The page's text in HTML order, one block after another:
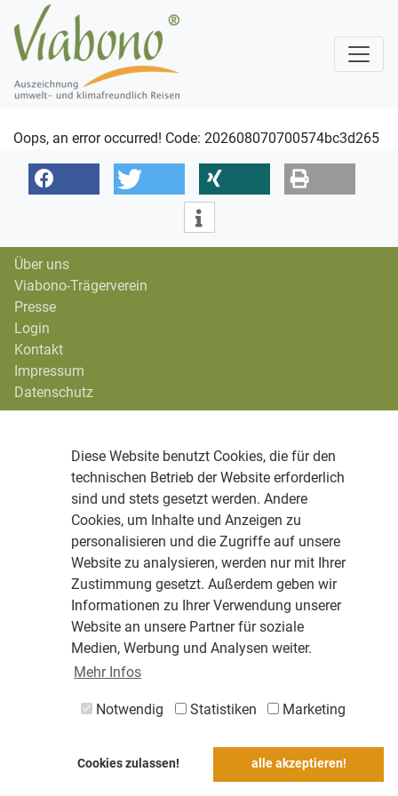
Diese Website benutzt Cookies, die für den
technischen Betrieb der Website erforderlich
sind und stets gesetzt werden. Andere
Cookies, um Inhalte und Anzeigen zu
personalisieren und die Zugriffe auf unsere
Website zu analysieren, werden nur mit Ihrer
Zustimmung gesetzt. Außerdem geben wir
Informationen zu Ihrer Verwendung unserer
Website an unsere Partner für soziale
Medien, Werbung und Analysen weiter.
Mehr Infos
Notwendig Statistiken Marketing
Cookies zulassen! alle akzeptieren!
Oops, an error occurred! Code: 202608070700574bc3d265
Über uns
Viabono-Trägerverein
Presse
Login
Kontakt
Impressum
Datenschutz